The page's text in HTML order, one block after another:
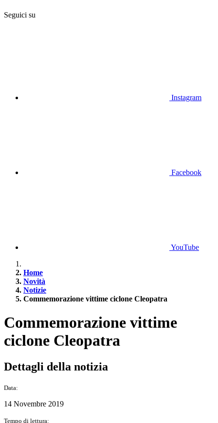
Seguici su
Instagram
Facebook
YouTube
Home
Novità
Notizie
Commemorazione vittime ciclone Cleopatra
Commemorazione vittime
ciclone Cleopatra
Dettagli della notizia
Data:
14 Novembre 2019
Tempo di lettura: